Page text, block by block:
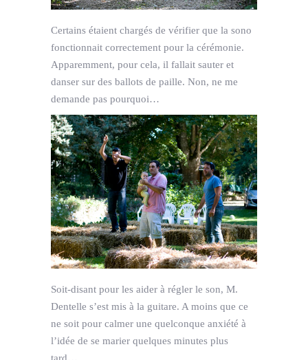
Certains étaient chargés de vérifier que la sono
fonctionnait correctement pour la cérémonie.
Apparemment, pour cela, il fallait sauter et
danser sur des ballots de paille. Non, ne me
demande pas pourquoi…
Soit-disant pour les aider à régler le son, M.
Dentelle s’est mis à la guitare. A moins que ce
ne soit pour calmer une quelconque anxiété à
l’idée de se marier quelques minutes plus
tard…